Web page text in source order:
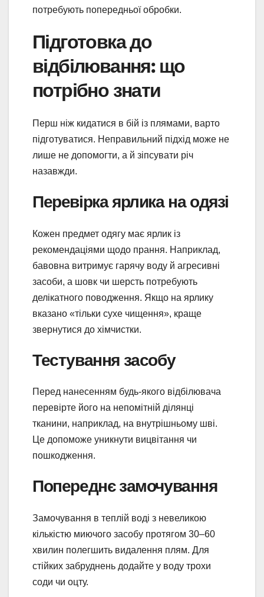
потребують попередньої обробки.
Підготовка до
відбілювання: що
потрібно знати
Перш ніж кидатися в бій із плямами, варто
підготуватися. Неправильний підхід може не
лише не допомогти, а й зіпсувати річ
назавжди.
Перевірка ярлика на одязі
Кожен предмет одягу має ярлик із
рекомендаціями щодо прання. Наприклад,
бавовна витримує гарячу воду й агресивні
засоби, а шовк чи шерсть потребують
делікатного поводження. Якщо на ярлику
вказано «тільки сухе чищення», краще
звернутися до хімчистки.
Тестування засобу
Перед нанесенням будь-якого відбілювача
перевірте його на непомітній ділянці
тканини, наприклад, на внутрішньому шві.
Це допоможе уникнути вицвітання чи
пошкодження.
Попереднє замочування
Замочування в теплій воді з невеликою
кількістю миючого засобу протягом 30–60
хвилин полегшить видалення плям. Для
стійких забруднень додайте у воду трохи
соди чи оцту.